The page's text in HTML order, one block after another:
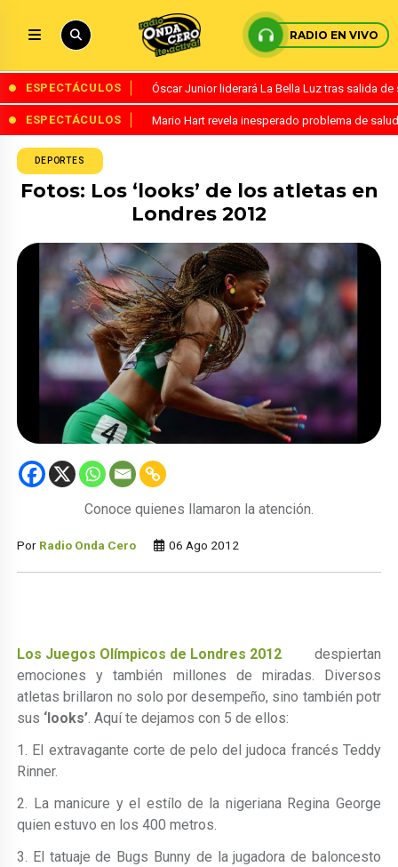
RADIO EN VIVO
ESPECTÁCULOS Óscar Junior liderará La Bella Luz tras salida
ESPECTÁCULOS Mario Hart revela inesperado problema de
DEPORTES
Fotos: Los ‘looks’ de los atletas en
Londres 2012
Conoce quienes llamaron la atención.
Por Radio Onda Cero 06 Ago 2012
Los Juegos Olímpicos de Londres 2012 despiertan
emociones y también millones de miradas. Diversos
atletas brillaron no solo por desempeño, sino también potr
sus ‘looks’. Aquí te dejamos con 5 de ellos:
1. El extravagante corte de pelo del judoca francés Teddy
Rinner.
2. La manicure y el estílo de la nigeriana Regina George
quien estuvo en los 400 metros.
3. El tatuaje de Bugs Bunny de la jugadora de baloncesto